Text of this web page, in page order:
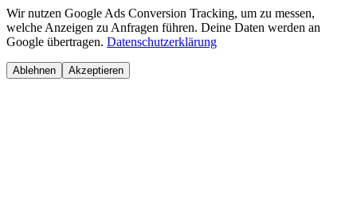
Wir nutzen Google Ads Conversion Tracking, um zu messen,
welche Anzeigen zu Anfragen führen. Deine Daten werden an
Google übertragen. Datenschutzerklärung
Ablehnen Akzeptieren